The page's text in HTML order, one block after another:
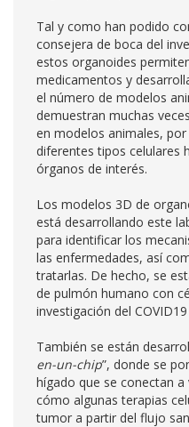
Tal y como han podido
consejera de boca del
estos organoides
medicamentos y
el número de modelos
demuestran muchas
en modelos animales,
diferentes tipos celulares
órganos de interés.
Los modelos 3D de
está desarrollando este
para identificar los
las enfermedades, así
tratarlas. De hecho, se
de pulmón humano con
investigación del
También se están
en-un-chip”, donde se
hígado que se conectan
cómo algunas terapias
tumor a partir del flujo